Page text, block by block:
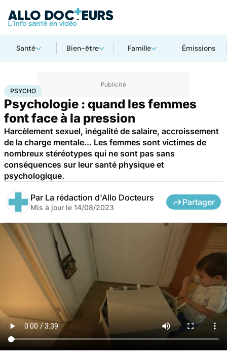
Santé Bien-être Famille Émissions
AccueilBien-être
PSYCHO
Psychologie : quand les femmes
font face à la pression
Harcèlement sexuel, inégalité de salaire, accroissement
de la charge mentale... Les femmes sont victimes de
nombreux stéréotypes qui ne sont pas sans
conséquences sur leur santé physique et
psychologique.
Par La rédaction d'Allo Docteurs
Mis à jour le 14/08/2023
Partager